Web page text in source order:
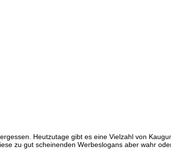
Heutzutage gibt es eine Vielzahl von
zu gut scheinenden Werbeslogans aber wahr